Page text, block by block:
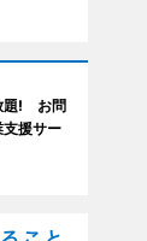
題! お問
援サー